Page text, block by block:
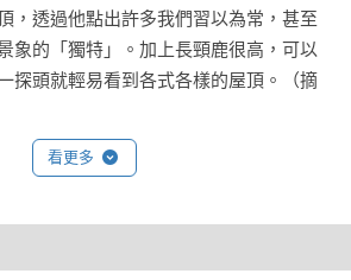
，透過他點出許多我們習以為常，甚至
象的「獨特」。加上長頸鹿很高，可以
探頭就輕易看到各式各樣的屋頂。（摘
看更多